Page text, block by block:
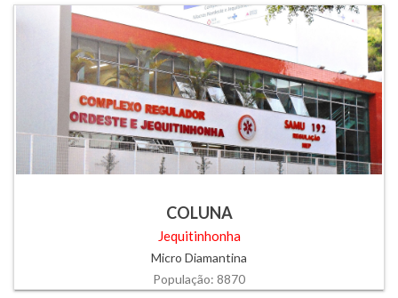
COLUNA
Jequitinhonha
Micro Diamantina
População: 8870